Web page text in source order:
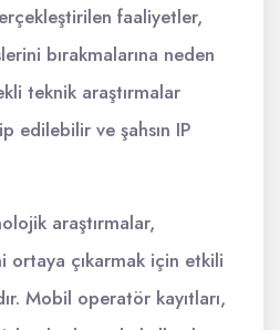
faaliyetler,
bırakmalarına neden
teknik araştırmalar
edilebilir ve şahsın IP
araştırmalar,
ortaya çıkarmak için etkili
Mobil operatör kayıtları,